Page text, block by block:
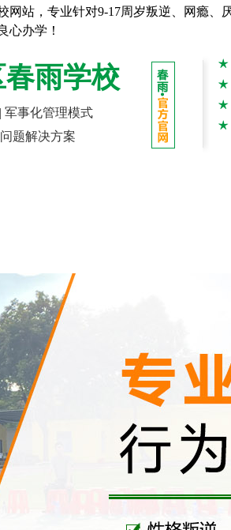
雨学校
军事化管理模式
题解决方案
网站，专业针对9-17周岁叛逆、网瘾
心办学！